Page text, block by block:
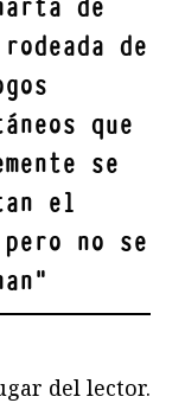
de
de
que
se
el
no se
"
del lector.